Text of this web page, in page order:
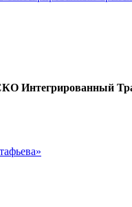
Интегрированный